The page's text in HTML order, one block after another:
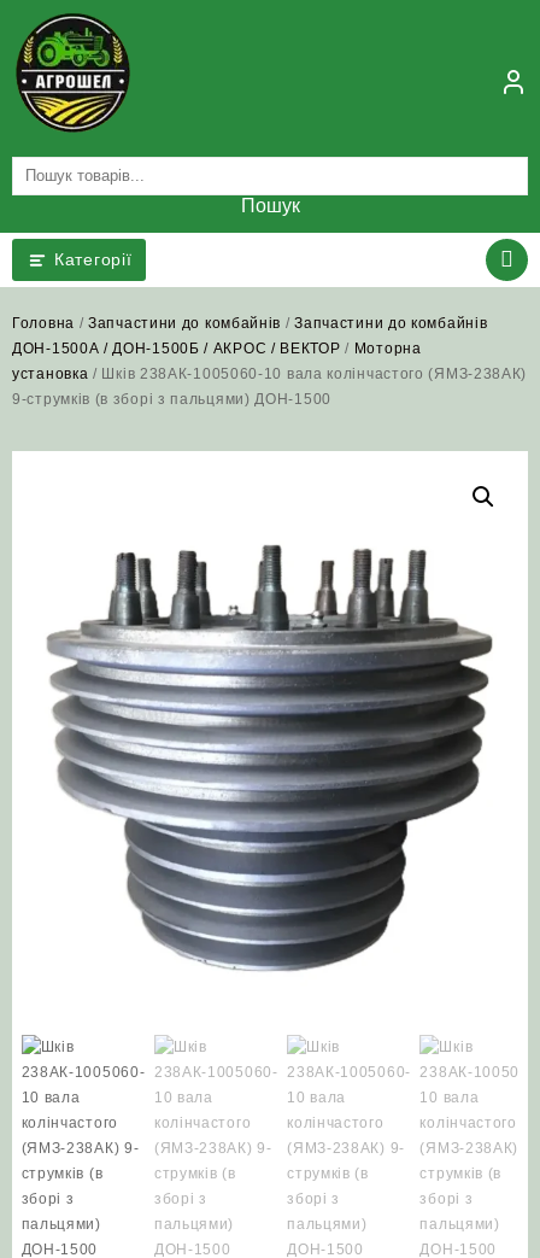
content
Пошук
Категорії
Головна /Запчастини до комбайнів /Запчастини до комбайнів
ДОН-1500А / ДОН-1500Б / АКРОС / ВЕКТОР / Моторна
установка / Шків 238АК-1005060-10 вала колінчастого (ЯМЗ-238АК)
9-струмків (в зборі з пальцями) ДОН-1500